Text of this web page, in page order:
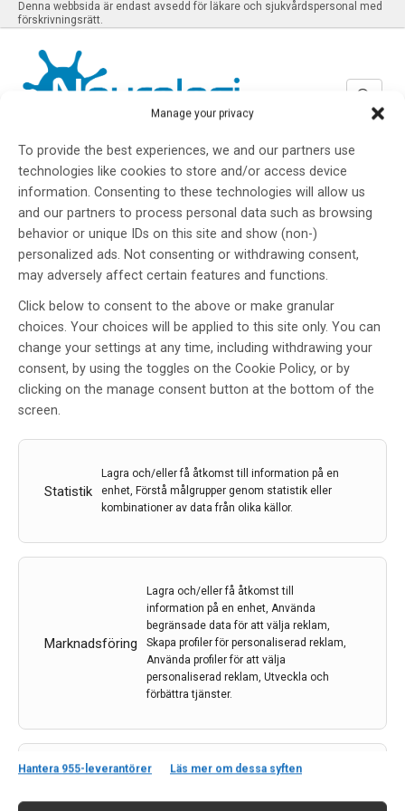
Manage your privacy
To provide the best experiences, we and our partners use
technologies like cookies to store and/or access device
information. Consenting to these technologies will allow us
and our partners to process personal data such as browsing
behavior or unique IDs on this site and show (non-)
personalized ads. Not consenting or withdrawing consent,
may adversely affect certain features and functions.
Click below to consent to the above or make granular
choices. Your choices will be applied to this site only. You can
change your settings at any time, including withdrawing your
consent, by using the toggles on the Cookie Policy, or by
clicking on the manage consent button at the bottom of the
screen.
Statistik
Lagra och/eller få åtkomst till information på en
enhet, Förstå målgrupper genom statistik eller
kombinationer av data från olika källor.
Marknadsföring
Lagra och/eller få åtkomst till
information på en enhet, Använda
begränsade data för att välja reklam,
Skapa profiler för personaliserad reklam,
Använda profiler för att välja
personaliserad reklam, Utveckla och
förbättra tjänster.
Features
Matchar och kombinerar data från andra
Hantera 955-leverantörer Läs mer om dessa syften
Denna webbsida är endast avsedd för läkare och sjukvårdspersonal med
förskrivningsrätt.
SENASTE NUMRET: Nr 2 2026
Meny
Nr 2 2025
Kontakt
Neurologi i Sverige
c/o Forskaren Office Hub
Hagaplan 4
113 68 Stockholm
nis@pharma-industry.se
Länkar
Om Neurologi i Sverige